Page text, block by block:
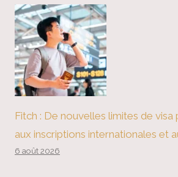
Fitch : De nouvelles limites de visa
aux inscriptions internationales et
6 août 2026